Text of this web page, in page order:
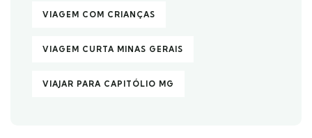
VIAGEM COM CRIANÇAS
VIAGEM CURTA MINAS GERAIS
VIAJAR PARA CAPITÓLIO MG